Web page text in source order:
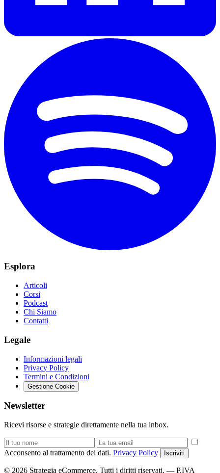
Esplora
Articoli
Corsi
Podcast
Chi Siamo
Contatti
Legale
Informazioni legali
Privacy Policy
Termini e Condizioni
Gestione Cookie
Newsletter
Ricevi risorse e strategie direttamente nella tua inbox.
Acconsento al trattamento dei dati. Privacy Policy Iscriviti
© 2026 Strategia eCommerce. Tutti i diritti riservati. — P.IVA